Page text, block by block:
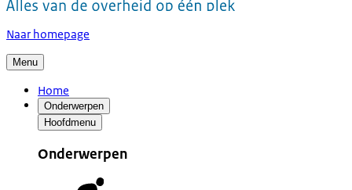
Naar homepage
Menu
Home
Onderwerpen
Hoofdmenu
Onderwerpen